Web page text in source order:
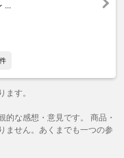
...
す。
な感想・意見です。 商品・
ません。あくまでも一つの参